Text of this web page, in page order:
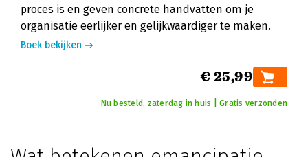
proces is en geven concrete handvatten om je
organisatie eerlijker en gelijkwaardiger te maken.
Boek bekijken
€ 25,99
Nu besteld, zaterdag in huis | Gratis verzonden